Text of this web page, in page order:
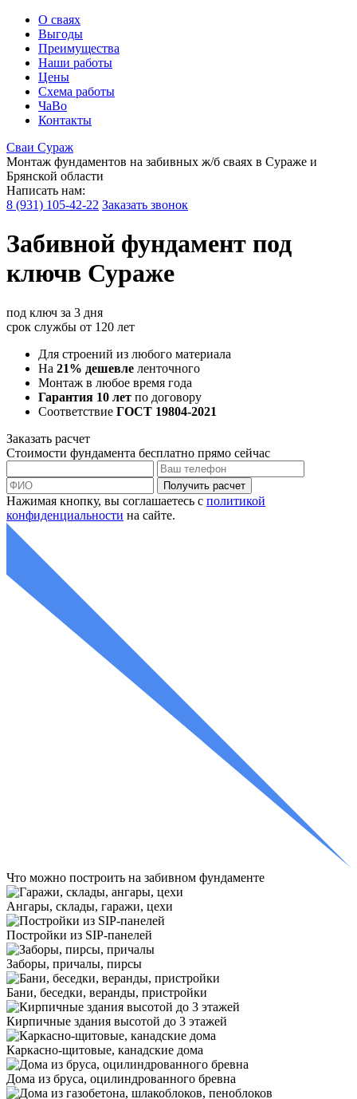
О сваях
Выгоды
Преимущества
Наши работы
Цены
Схема работы
ЧаВо
Контакты
Сваи Сураж
Монтаж фундаментов на забивных ж/б сваях в Сураже и
Брянской области
Написать нам:
8 (931) 105-42-22 Заказать звонок
Забивной фундамент под
ключв Сураже
под ключ за 3 дня
срок службы от 120 лет
Для строений из любого материала
На 21% дешевле ленточного
Монтаж в любое время года
Гарантия 10 лет по договору
Соответствие ГОСТ 19804-2021
Заказать расчет
Стоимости фундамента бесплатно прямо сейчас
Нажимая кнопку, вы соглашаетесь с политикой
конфиденциальности на сайте.
Что можно построить на забивном фундаменте
Ангары, склады, гаражи, цехи
Постройки из SIP-панелей
Заборы, причалы, пирсы
Бани, беседки, веранды, пристройки
Кирпичные здания высотой до 3 этажей
Каркасно-щитовые, канадские дома
Дома из бруса, оцилиндрованного бревна